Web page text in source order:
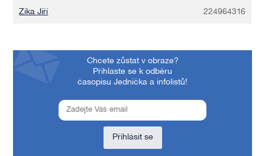
Zíka Jiří 224964316
Chcete zůstat v obraze?
Přihlaste se k odběru
časopisu Jednička a infolistů!
Přihlásit se